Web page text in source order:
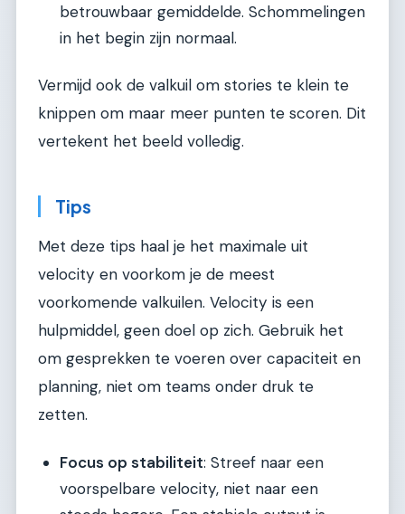
betrouwbaar gemiddelde. Schommelingen
in het begin zijn normaal.
Vermijd ook de valkuil om stories te klein te
knippen om maar meer punten te scoren. Dit
vertekent het beeld volledig.
Tips
Met deze tips haal je het maximale uit
velocity en voorkom je de meest
voorkomende valkuilen. Velocity is een
hulpmiddel, geen doel op zich. Gebruik het
om gesprekken te voeren over capaciteit en
planning, niet om teams onder druk te
zetten.
Focus op stabiliteit: Streef naar een
voorspelbare velocity, niet naar een